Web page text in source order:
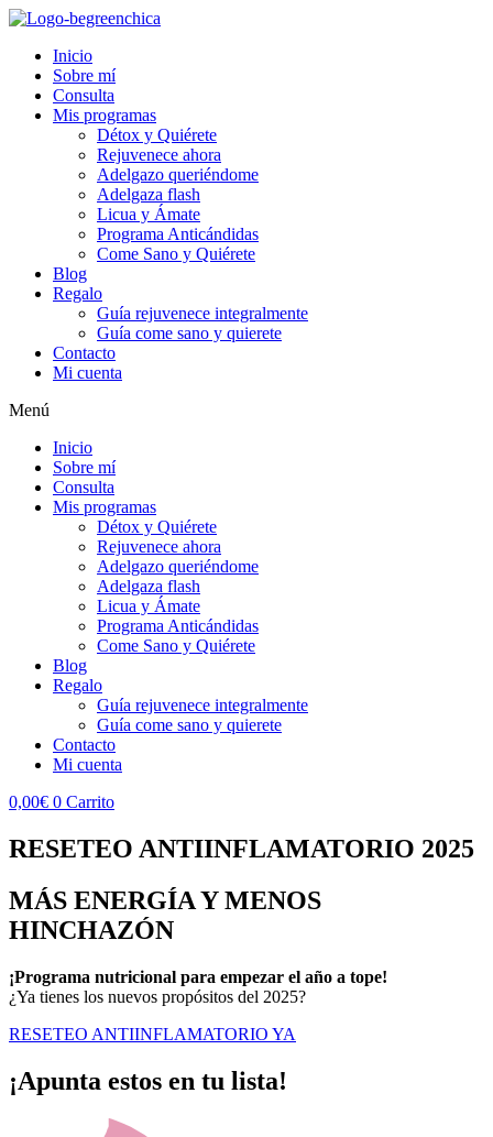
Inicio
Sobre mí
Consulta
Mis programas
Détox y Quiérete
Rejuvenece ahora
Adelgazo queriéndome
Adelgaza flash
Licua y Ámate
Programa Anticándidas
Come Sano y Quiérete
Blog
Regalo
Guía rejuvenece integralmente
Guía come sano y quierete
Contacto
Mi cuenta
Menú
Inicio
Sobre mí
Consulta
Mis programas
Détox y Quiérete
Rejuvenece ahora
Adelgazo queriéndome
Adelgaza flash
Licua y Ámate
Programa Anticándidas
Come Sano y Quiérete
Blog
Regalo
Guía rejuvenece integralmente
Guía come sano y quierete
Contacto
Mi cuenta
0,00€ 0 Carrito
RESETEO ANTIINFLAMATORIO 2025
MÁS ENERGÍA Y MENOS
HINCHAZÓN
¡Programa nutricional para empezar el año a tope!
¿Ya tienes los nuevos propósitos del 2025?
RESETEO ANTIINFLAMATORIO YA
¡Apunta estos en tu lista!